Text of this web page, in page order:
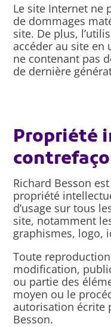
Le site Internet ne
de dommages
site. De plus,
accéder au site
ne contenant pas
de dernière
Propriété
Richard Besson
propriété
d’usage sur tous
site, notamment
graphismes, logo,
Toute
modification,
ou partie des
moyen ou le
autorisation écrite
Besson.